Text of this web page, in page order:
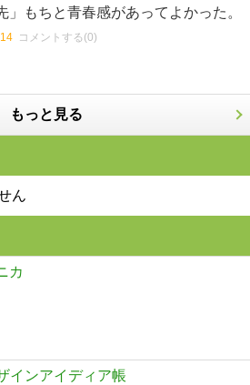
」もちと青春感があってよかった。
コメントする(0)
もっと見る
ん
カ
インアイディア帳